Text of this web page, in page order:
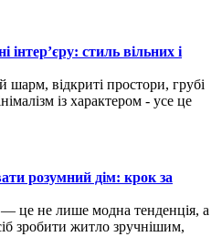
інтер’єру: стиль вільних і
шарм, відкриті простори, грубі
із характером - усе це
розумний дім: крок за
це не лише модна тенденція, а
зробити житло зручнішим,